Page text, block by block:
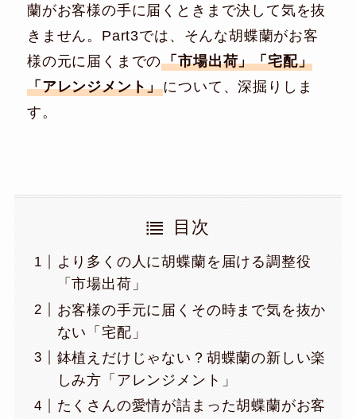
蘭がお客様の手に届くときまで決して気を抜
きません。Part3では、そんな胡蝶蘭がお客
様の元に届くまでの「市場出荷」「宅配」
「アレンジメント」について、深掘りしま
す。
目次
より多くの人に胡蝶蘭を届ける調整役
「市場出荷」
お客様の手元に届くその時まで気を抜か
ない「宅配」
鉢植えだけじゃない？胡蝶蘭の新しい楽
しみ方「アレンジメント」
たくさんの愛情が詰まった胡蝶蘭がお客